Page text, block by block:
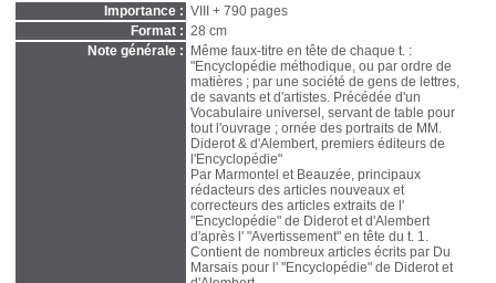
Importance : VIII + 790 pages
Format : 28 cm
Note générale :
Même faux-titre en tête de chaque t. :
"Encyclopédie méthodique, ou par ordre de
matières ; par une société de gens de lettres,
de savants et d'artistes. Précédée d'un
Vocabulaire universel, servant de table pour
tout l'ouvrage ; ornée des portraits de MM.
Diderot & d'Alembert, premiers éditeurs de
l'Encyclopédie"
Par Marmontel et Beauzée, principaux
rédacteurs des articles nouveaux et
correcteurs des articles extraits de l'
"Encyclopédie" de Diderot et d'Alembert
d'après l' "Avertissement" en tête du t. 1.
Contient de nombreux articles écrits par Du
Marsais pour l' "Encyclopédie" de Diderot et